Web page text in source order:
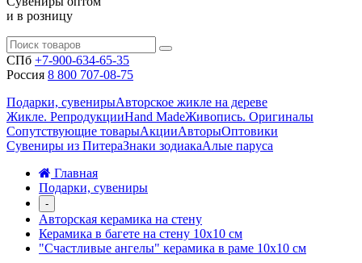
и в розницу
СПб +7-900-634-65-35
Россия 8 800 707-08-75
Подарки, сувенирыАвторское жикле на дереве
Жикле. РепродукцииHand MadeЖивопись. Оригиналы
Сопутствующие товарыАкцииАвторыОптовики
Сувениры из ПитераЗнаки зодиакаАлые паруса
Главная
Подарки, сувениры
-
Авторская керамика на стену
Керамика в багете на стену 10х10 см
"Счастливые ангелы" керамика в раме 10х10 см